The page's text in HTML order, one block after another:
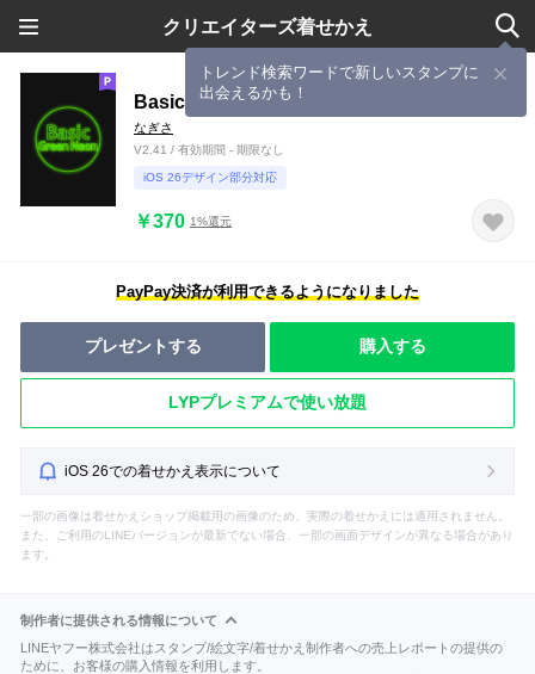
クリエイターズ着せかえ
トレンド検索ワードで新しいスタンプに
出会えるかも！
Basic Green Neon
なぎさ
V2.41 / 有効期間 - 期限なし
iOS 26デザイン部分対応
￥370 1%還元
PayPay決済が利用できるようになりました
プレゼントする 購入する
LYPプレミアムで使い放題
iOS 26での着せかえ表示について
一部の画像は着せかえショップ掲載用の画像のため、実際の着せかえには適用されません。
また、ご利用のLINEバージョンが最新でない場合、一部の画面デザインが異なる場合があり
ます。
制作者に提供される情報について
LINEヤフー株式会社はスタンプ/絵文字/着せかえ制作者への売上レポートの提供の
ために、お客様の購入情報を利用します。